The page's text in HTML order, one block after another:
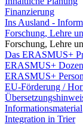
Finanzierung
Ins Ausland -
Forschung, Lehre
Forschung, Lehre
Das ERASMUS+
ERASMUS+
ERASMUS+
EU-Förderung /
Informationsmaterial
Integration in Trier